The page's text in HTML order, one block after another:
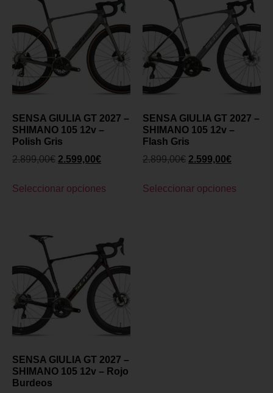
SENSA GIULIA GT 2027 –
SHIMANO 105 12v –
Polish Gris
2.899,00€ 2.599,00€
Seleccionar opciones
SENSA GIULIA GT 2027 –
SHIMANO 105 12v –
Flash Gris
2.899,00€ 2.599,00€
Seleccionar opciones
SENSA GIULIA GT 2027 –
SHIMANO 105 12v – Rojo
Burdeos